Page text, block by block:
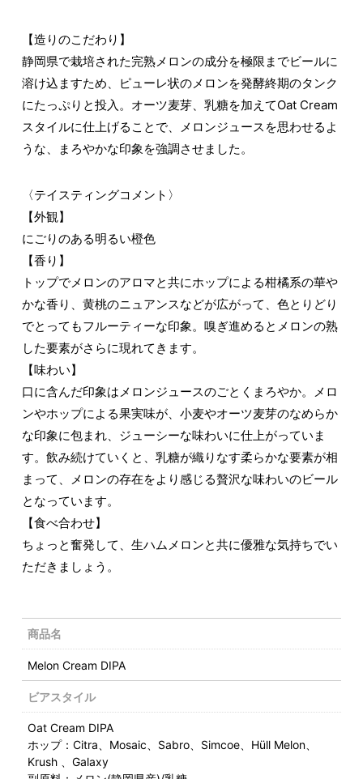
【造りのこだわり】
静岡県で栽培された完熟メロンの成分を極限までビールに
溶け込ますため、ピューレ状のメロンを発酵終期のタンク
にたっぷりと投入。オーツ麦芽、乳糖を加えてOat Cream
スタイルに仕上げることで、メロンジュースを思わせるよ
うな、まろやかな印象を強調させました。
〈テイスティングコメント〉
【外観】
にごりのある明るい橙色
【香り】
トップでメロンのアロマと共にホップによる柑橘系の華や
かな香り、黄桃のニュアンスなどが広がって、色とりどり
でとってもフルーティーな印象。嗅ぎ進めるとメロンの熟
した要素がさらに現れてきます。
【味わい】
口に含んだ印象はメロンジュースのごとくまろやか。メロ
ンやホップによる果実味が、小麦やオーツ麦芽のなめらか
な印象に包まれ、ジューシーな味わいに仕上がっていま
す。飲み続けていくと、乳糖が織りなす柔らかな要素が相
まって、メロンの存在をより感じる贅沢な味わいのビール
となっています。
【食べ合わせ】
ちょっと奮発して、生ハムメロンと共に優雅な気持ちでい
ただきましょう。
商品名
Melon Cream DIPA
ビアスタイル
Oat Cream DIPA
ホップ：Citra、Mosaic、Sabro、Simcoe、Hüll Melon、
Krush 、Galaxy